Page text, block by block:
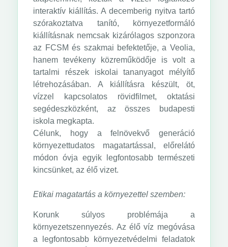
interaktív kiállítás. A decemberig nyitva tartó
szórakoztatva tanító, környezetformáló
kiállításnak nemcsak kizárólagos szponzora
az FCSM és szakmai befektetője, a Veolia,
hanem tevékeny közreműködője is volt a
tartalmi részek iskolai tananyagot mélyítő
létrehozásában. A kiállításra készült, öt,
vízzel kapcsolatos rövidfilmet, oktatási
segédeszközként, az összes budapesti
iskola megkapta.
Célunk, hogy a felnövekvő generáció
környezettudatos magatartással, előrelátó
módon óvja egyik legfontosabb természeti
kincsünket, az élő vizet.
Etikai magatartás a környezettel szemben:
Korunk súlyos problémája a
környezetszennyezés. Az élő víz megóvása
a legfontosabb környezetvédelmi feladatok